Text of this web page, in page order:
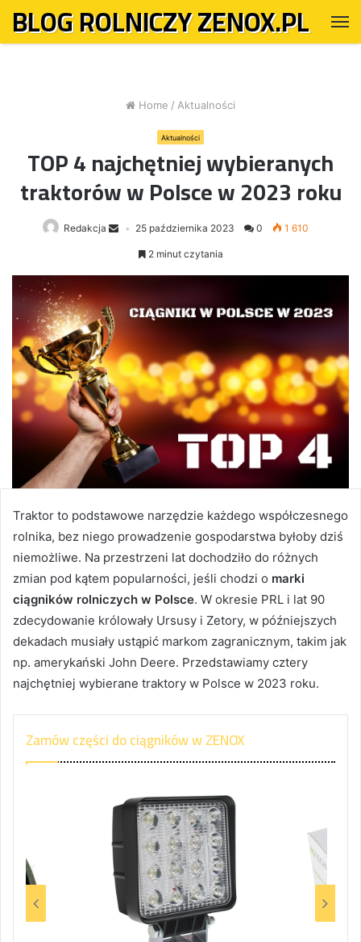
BLOG ROLNICZY ZENOX.PL
Home / Aktualności
Aktualności
TOP 4 najchętniej wybieranych
traktorów w Polsce w 2023 roku
Redakcja 25 października 2023 0 1 610
2 minut czytania
Traktor to podstawowe narzędzie każdego współczesnego
rolnika, bez niego prowadzenie gospodarstwa byłoby dziś
niemożliwe. Na przestrzeni lat dochodziło do różnych
zmian pod kątem popularności, jeśli chodzi o marki
ciągników rolniczych w Polsce. W okresie PRL i lat 90
zdecydowanie królowały Ursusy i Zetory, w późniejszych
dekadach musiały ustąpić markom zagranicznym, takim jak
np. amerykański John Deere. Przedstawiamy cztery
najchętniej wybierane traktory w Polsce w 2023 roku.
Zamów części do ciągników w ZENOX